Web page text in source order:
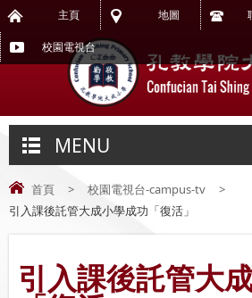
主頁 地圖
校園電視台
MENU
首頁 > 校園電視台-campus-tv
>
引入課後託管大成小學成功「復活」
引入課後託管大